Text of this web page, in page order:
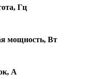
Гц
мощность, Вт
А